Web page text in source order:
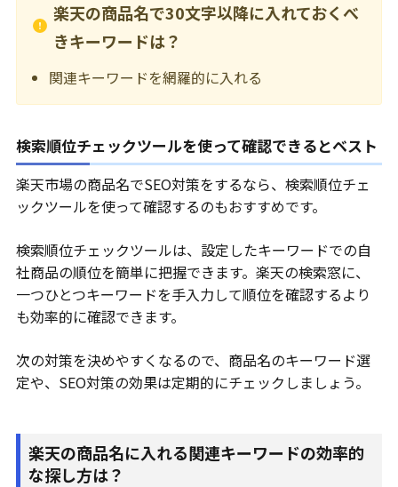
楽天の商品名で30文字以降に入れておくべ
きキーワードは？
関連キーワードを網羅的に入れる
検索順位チェックツールを使って確認できるとベスト
楽天市場の商品名でSEO対策をするなら、検索順位チェ
ックツールを使って確認するのもおすすめです。
検索順位チェックツールは、設定したキーワードでの自
社商品の順位を簡単に把握できます。楽天の検索窓に、
一つひとつキーワードを手入力して順位を確認するより
も効率的に確認できます。
次の対策を決めやすくなるので、商品名のキーワード選
定や、SEO対策の効果は定期的にチェックしましょう。
楽天の商品名に入れる関連キーワードの効率的
な探し方は？